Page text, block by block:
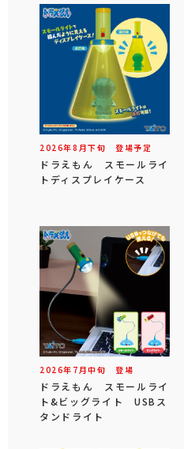
2026年8 月下旬 登場予定
ドラえもん スモールライ
トディスプレイケース
2026年 7 月中旬 登場
ドラえもん スモールライ
ト&ビッグライト USBス
タンドライト